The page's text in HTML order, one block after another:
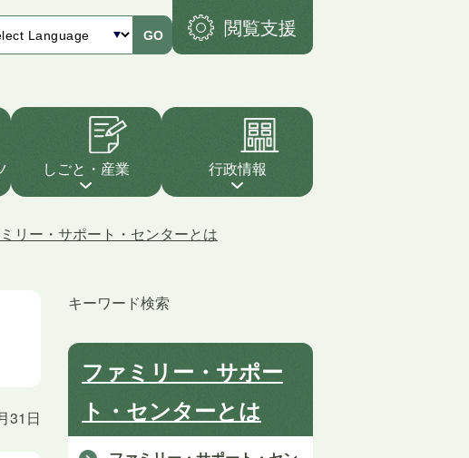
GO 閲覧支援
しごと・産業 行政情報
リー・サポート・センターとは
31日
キーワード検索
ファミリー・サポー
ト・センターとは